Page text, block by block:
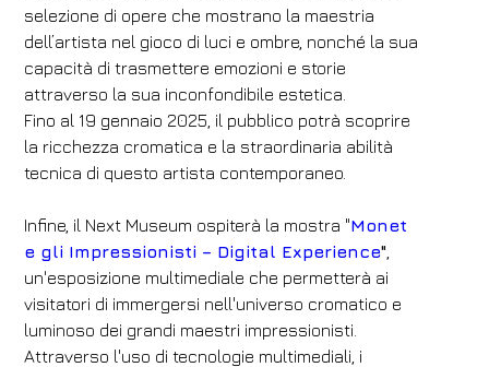
selezione di opere che mostrano la maestria
dell’artista nel gioco di luci e ombre, nonché la sua
capacità di trasmettere emozioni e storie
attraverso la sua inconfondibile estetica.
Fino al 19 gennaio 2025, il pubblico potrà scoprire
la ricchezza cromatica e la straordinaria abilità
tecnica di questo artista contemporaneo.
Infine, il Next Museum ospiterà la mostra "Monet
e gli Impressionisti – Digital Experience"
un'esposizione multimediale che permetterà ai
visitatori di immergersi nell'universo cromatico e
luminoso dei grandi maestri impressionisti.
Attraverso l'uso di tecnologie multimediali, i